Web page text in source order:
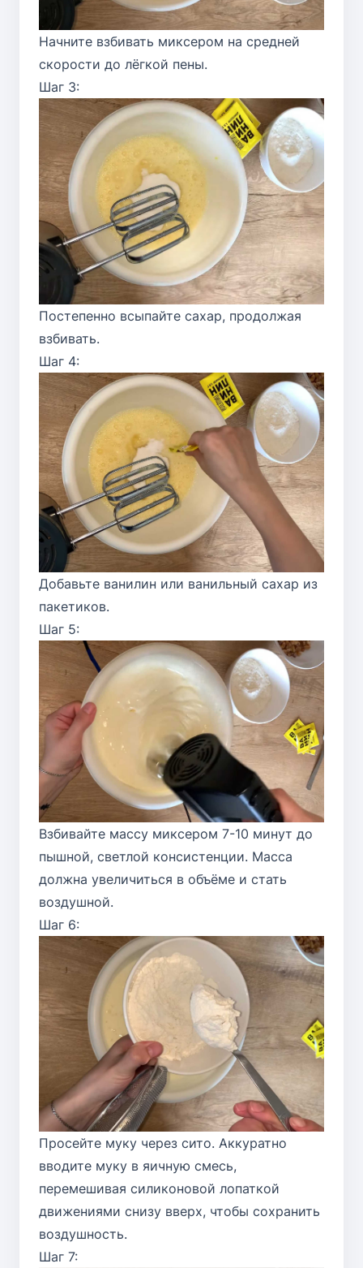
Начните взбивать миксером на средней
скорости до лёгкой пены.
Шаг 3:
Постепенно всыпайте сахар, продолжая
взбивать.
Шаг 4:
Добавьте ванилин или ванильный сахар из
пакетиков.
Шаг 5:
Взбивайте массу миксером 7-10 минут до
пышной, светлой консистенции. Масса
должна увеличиться в объёме и стать
воздушной.
Шаг 6:
Просейте муку через сито. Аккуратно
вводите муку в яичную смесь,
перемешивая силиконовой лопаткой
движениями снизу вверх, чтобы сохранить
воздушность.
Шаг 7: